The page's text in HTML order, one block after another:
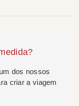
dos nossos
criar a viagem